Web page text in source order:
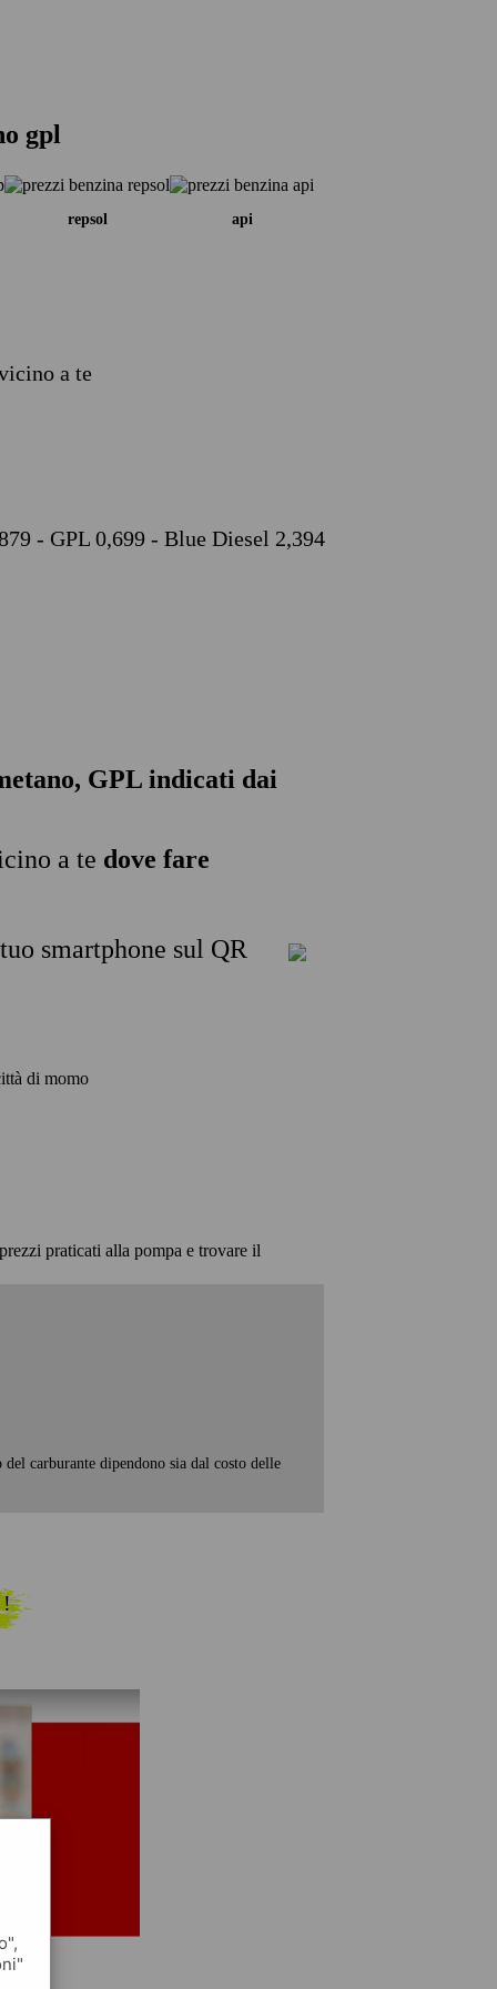
gpl
repsol api
a te
- GPL 0,699 - Blue Diesel 2,394
GPL indicati dai
a te dove fare
smartphone sul QR
di momo
praticati alla pompa e trovare il
carburante dipendono sia dal costo delle
!